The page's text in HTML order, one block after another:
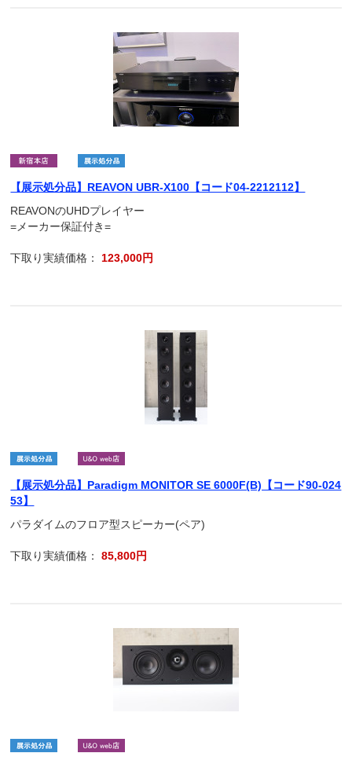
【展示処分品】REAVON UBR-X100【コード04-2212112】
REAVONのUHDプレイヤー
=メーカー保証付き=
下取り実績価格： 123,000円
【展示処分品】Paradigm MONITOR SE 6000F(B)【コード90-024
53】
パラダイムのフロア型スピーカー(ペア)
下取り実績価格：85,800円